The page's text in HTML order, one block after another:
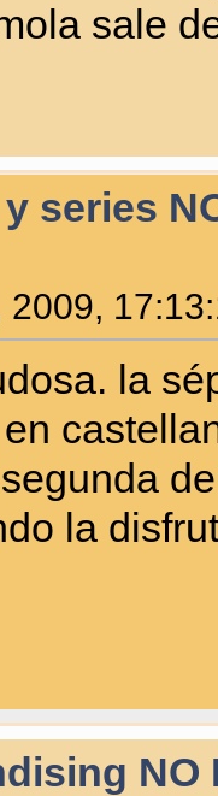
sale
series
2009,
la
la
NO